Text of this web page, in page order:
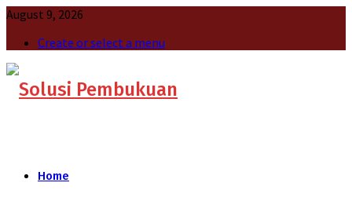
August 9, 2026
Create or select a menu
Home